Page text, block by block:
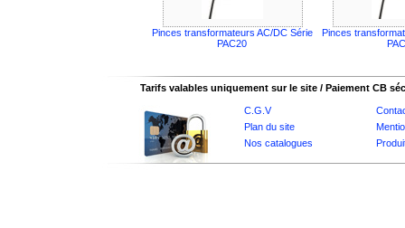
Pinces transformateurs AC/DC Série
PAC20
Pinces
Tarifs valables uniquement sur le site / Paiement CB
C.G.V
Plan du site
Nos catalogues